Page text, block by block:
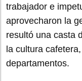
trabajador e
aprovecharon la
resultó una casta
la cultura
departamentos.